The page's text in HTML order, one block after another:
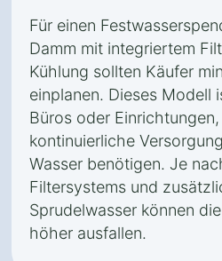
Für einen
Damm mit integriertem
Kühlung sollten Käufer
einplanen. Dieses Modell
Büros oder
kontinuierliche
Wasser benötigen. Je
Filtersystems und
Sprudelwasser können
höher ausfallen.